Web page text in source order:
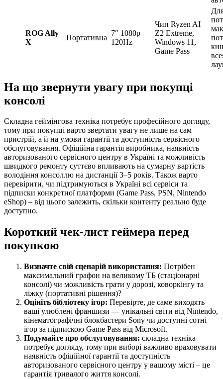
ROG Ally
X
Портативна
7″ 1080p
120Hz
Чип Ryzen AI
Z2 Extreme,
Windows 11,
Game Pass
На що звернути увагу при покупці
консолі
Складна геймінгова техніка потребує професійного догляду,
тому при покупці варто звертати увагу не лише на сам
пристрій, а й на умови гарантії та доступність сервісного
обслуговування. Офіційна гарантія виробника, наявність
авторизованого сервісного центру в Україні та можливість
швидкого ремонту суттєво впливають на сумарну вартість
володіння консоллю на дистанції 3–5 років. Також варто
перевірити, чи підтримуються в Україні всі сервіси та
підписки конкретної платформи (Game Pass, PSN, Nintendo
eShop) – від цього залежить, скільки контенту реально буде
доступно.
Короткий чек-лист геймера перед
покупкою
Визначте свій сценарій використання: Потрібен
максимальний графон на великому ТБ (стаціонарні
консолі) чи можливість грати у дорозі, коворкінгу та
ліжку (портативні рішення)?
Оцініть бібліотеку ігор: Перевірте, де саме виходять
ваші улюблені франшизи — унікальні світи від Nintendo,
кінематографічні блокбастери Sony чи доступні сотні
ігор за підпискою Game Pass від Microsoft.
Подумайте про обслуговування: складна техніка
потребує догляду, тому при виборі важливо враховувати
наявність офіційної гарантії та доступність
авторизованого сервісного центру у вашому місті – це
гарантія тривалого життя консолі.